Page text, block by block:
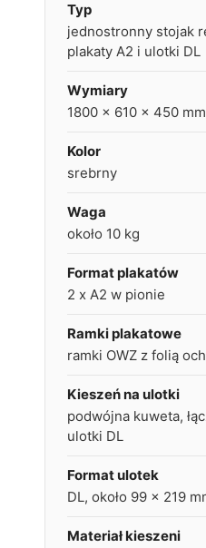
Typ
jednostronny stojak
plakaty A2 i ulotki DL
Wymiary
1800 x 610 x 450 mm
Kolor
srebrny
Waga
około 10 kg
Format plakatów
2 x A2 w pionie
Ramki plakatowe
ramki OWZ z folią
Kieszeń na ulotki
podwójna kuweta,
ulotki DL
Format ulotek
DL, około 99 x 219
Materiał kieszeni